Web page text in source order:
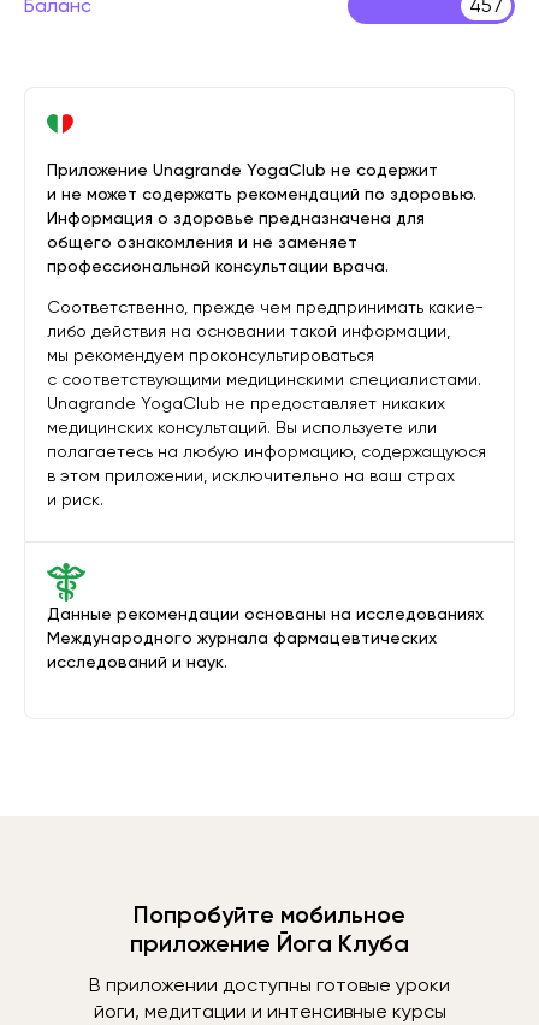
Баланс 457
Данные рекомендации основаны на исследованиях
Международного журнала фармацевтических
исследований и наук.
Приложение Unagrande YogaClub не содержит
и не может содержать рекомендаций по здоровью.
Информация о здоровье предназначена для
общего ознакомления и не заменяет
профессиональной консультации врача.
Соответственно, прежде чем предпринимать какие-
либо действия на основании такой информации,
мы рекомендуем проконсультироваться
с соответствующими медицинскими специалистами.
Unagrande YogaClub не предоставляет никаких
медицинских консультаций. Вы используете или
полагаетесь на любую информацию, содержащуюся
в этом приложении, исключительно на ваш страх
и риск.
Попробуйте мобильное
приложение Йога Клуба
В приложении доступны готовые уроки
йоги, медитации и интенсивные курсы